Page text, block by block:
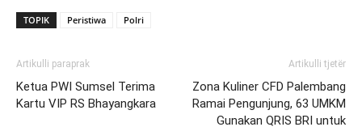
TOPIK Peristiwa Polri
Artikulli paraprak
Ketua PWI Sumsel Terima
Kartu VIP RS Bhayangkara
Artikulli tjetër
Zona Kuliner CFD Palembang
Ramai Pengunjung, 63 UMKM
Gunakan QRIS BRI untuk